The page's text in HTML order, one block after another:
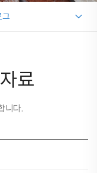
그
료
니다.